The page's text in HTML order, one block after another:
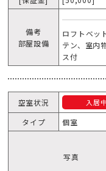
備考
部屋設備
ロフトベッ
テン、室内
ス付
空室状況 入居中
タイプ
個室
写真